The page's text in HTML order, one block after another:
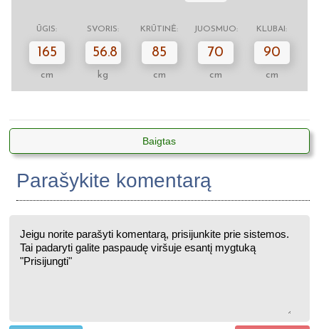
ŪGIS: SVORIS: KRŪTINĖ: JUOSMUO: KLUBAI:
165
cm
56.8
kg
85
cm
70
cm
90
cm
Baigtas
Parašykite komentarą